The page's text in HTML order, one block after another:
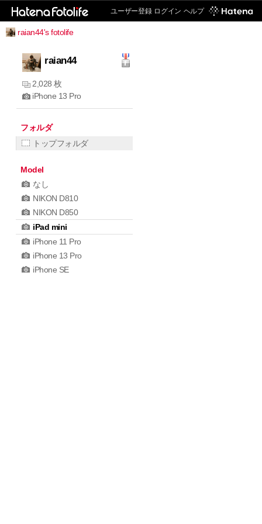
ユーザー登録 ログイン ヘルプ
raian44's fotolife
raian44
2,028 枚
iPhone 13 Pro
フォルダ
トップフォルダ
Model
なし
NIKON D810
NIKON D850
iPad mini
iPhone 11 Pro
iPhone 13 Pro
iPhone SE